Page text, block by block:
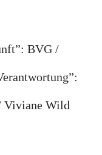
BVG /
Viviane Wild